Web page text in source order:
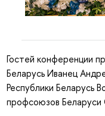
Гостей конференции
Беларусь Иванец
Республики Беларусь
профсоюзов